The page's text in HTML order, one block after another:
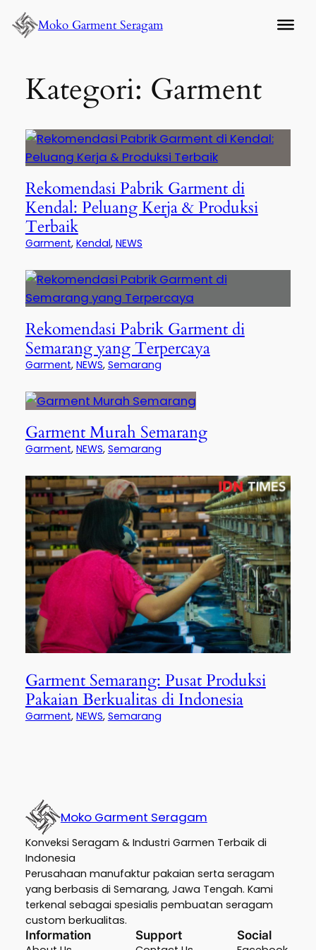
Lewati
ke
Moko Garment Seragam
Kategori: Garment
Rekomendasi Pabrik Garment di
Kendal: Peluang Kerja & Produksi
Terbaik
Garment, Kendal, NEWS
Rekomendasi Pabrik Garment di
Semarang yang Terpercaya
Garment, NEWS, Semarang
Garment Murah Semarang
Garment, NEWS, Semarang
Garment Semarang: Pusat Produksi
Pakaian Berkualitas di Indonesia
Garment, NEWS, Semarang
Moko Garment Seragam
Konveksi Seragam & Industri Garmen Terbaik di
Indonesia
Perusahaan manufaktur pakaian serta seragam
yang berbasis di Semarang, Jawa Tengah. Kami
terkenal sebagai spesialis pembuatan seragam
custom berkualitas.
Information
Support
Social